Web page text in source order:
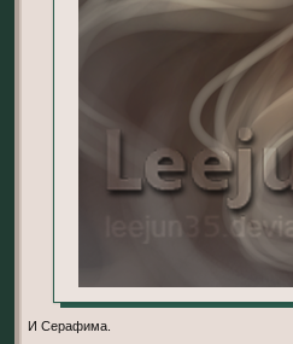
И Серафима.